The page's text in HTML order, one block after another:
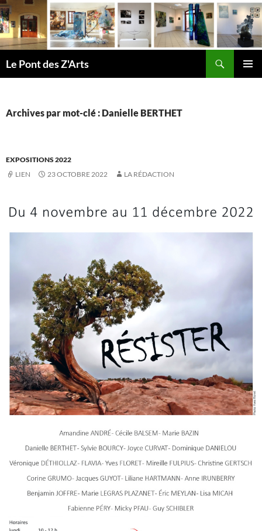
Aller
au
contenu
Le Pont des Z'Arts
Archives par mot-clé : Danielle BERTHET
EXPOSITIONS 2022
LIEN
23 OCTOBRE 2022 LA RÉDACTION